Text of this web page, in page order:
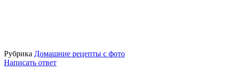
Рубрика Домашние рецепты с фото
Написать ответ